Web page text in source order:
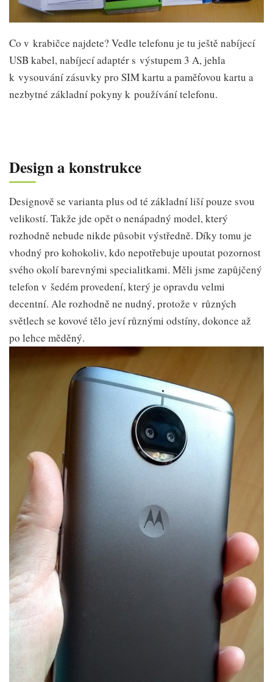
Co v krabičce najdete? Vedle telefonu je tu ještě nabíjecí
USB kabel, nabíjecí adaptér s výstupem 3 A, jehla
k vysouvání zásuvky pro SIM kartu a paměťovou kartu a
nezbytné základní pokyny k používání telefonu.
Design a konstrukce
Designově se varianta plus od té základní liší pouze svou
velikostí. Takže jde opět o nenápadný model, který
rozhodně nebude nikde působit výstředně. Díky tomu je
vhodný pro kohokoliv, kdo nepotřebuje upoutat pozornost
svého okolí barevnými specialitkami. Měli jsme zapůjčený
telefon v šedém provedení, který je opravdu velmi
decentní. Ale rozhodně ne nudný, protože v různých
světlech se kovové tělo jeví různými odstíny, dokonce až
po lehce měděný.